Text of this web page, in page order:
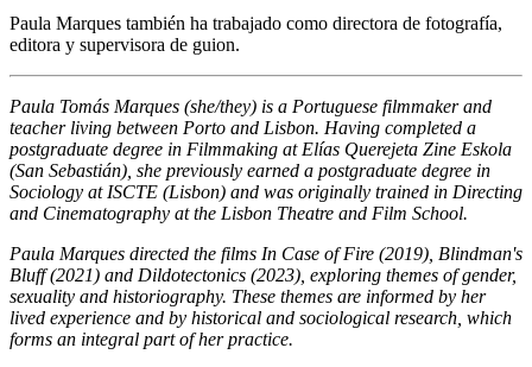
Paula Marques también ha trabajado como directora de fotografía,
editora y supervisora de guion.
Paula Tomás Marques (she/they) is a Portuguese filmmaker and
teacher living between Porto and Lisbon. Having completed a
postgraduate degree in Filmmaking at Elías Querejeta Zine Eskola
(San Sebastián), she previously earned a postgraduate degree in
Sociology at ISCTE (Lisbon) and was originally trained in Directing
and Cinematography at the Lisbon Theatre and Film School.
Paula Marques directed the films In Case of Fire (2019), Blindman's
Bluff (2021) and Dildotectonics (2023), exploring themes of gender,
sexuality and historiography. These themes are informed by her
lived experience and by historical and sociological research, which
forms an integral part of her practice.